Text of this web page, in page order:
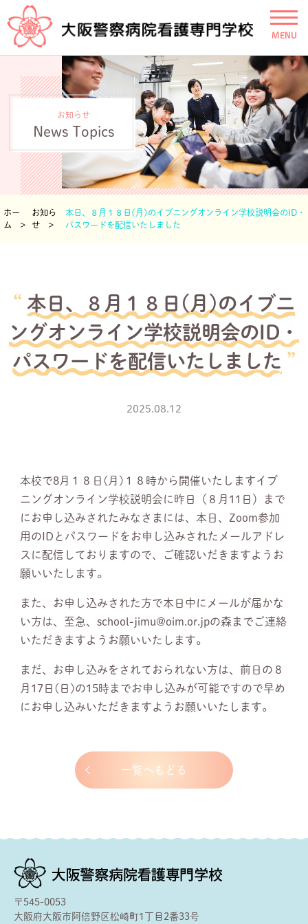
MENU
お知らせ
News Topics
ホー
ム
お知ら
せ
本日、８月１８日(月)のイブニングオンライン学校説明会のID・
パスワードを配信いたしました
本日、８月１８日(月)のイブニ
ングオンライン学校説明会のID・
パスワードを配信いたしました
2025.08.12
本校で8月１８日(月)１８時から開催いたしますイブ
ニングオンライン学校説明会に昨日（８月11日）まで
にお申し込みされたみなさまには、本日、Zoom参加
用のIDとパスワードをお申し込みされたメールアドレ
スに配信しておりますので、ご確認いだきますようお
願いいたします。
また、お申し込みされた方で本日中にメールが届かな
い方は、至急、school-jimu@oim.or.jpの森までご連絡
いただきますようお願いいたします。
まだ、お申し込みをされておられない方は、前日の８
月17日(日)の15時までお申し込みが可能ですので早め
にお申し込みいただきますようお願いいたします。
一覧へもどる
〒545-0053
大阪府大阪市阿倍野区松崎町1丁目2番33号